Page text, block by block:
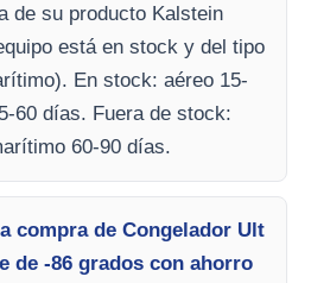
de su producto Kalstein
está en stock y del tipo
En stock: aéreo 15-
60 días. Fuera de stock:
60-90 días.
compra de Congelador Ult
de -86 grados con ahorro